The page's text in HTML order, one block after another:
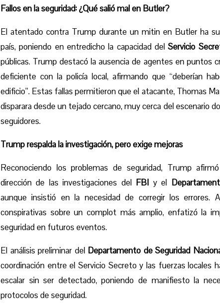
Fallos en la seguridad: ¿Qué salió mal en Butler?
El atentado contra Trump durante un mitin en Butler ha
país, poniendo en entredicho la capacidad delServicio
públicas. Trump destacó la ausencia de agentes en puntos
deficiente con la policía local, afirmando que “deberían
edificio”. Estas fallas permitieron que el atacante, Thomas
disparara desde un tejado cercano, muy cerca del escenario
seguidores.
Trump respalda la investigación, pero exige mejoras
Reconociendo los problemas de seguridad, Trump
dirección de las investigaciones del FBI y el
aunque insistió en la necesidad de corregir los errores.
conspirativas sobre un complot más amplio, enfatizó la
seguridad en futuros eventos.
El análisis preliminar del Departamento de Seguridad
coordinación entre el Servicio Secreto y las fuerzas locales
escalar sin ser detectado, poniendo de manifiesto la
protocolos de seguridad.